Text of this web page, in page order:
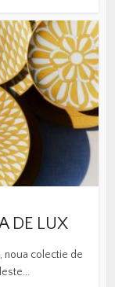
DE LUX
noua colectie de